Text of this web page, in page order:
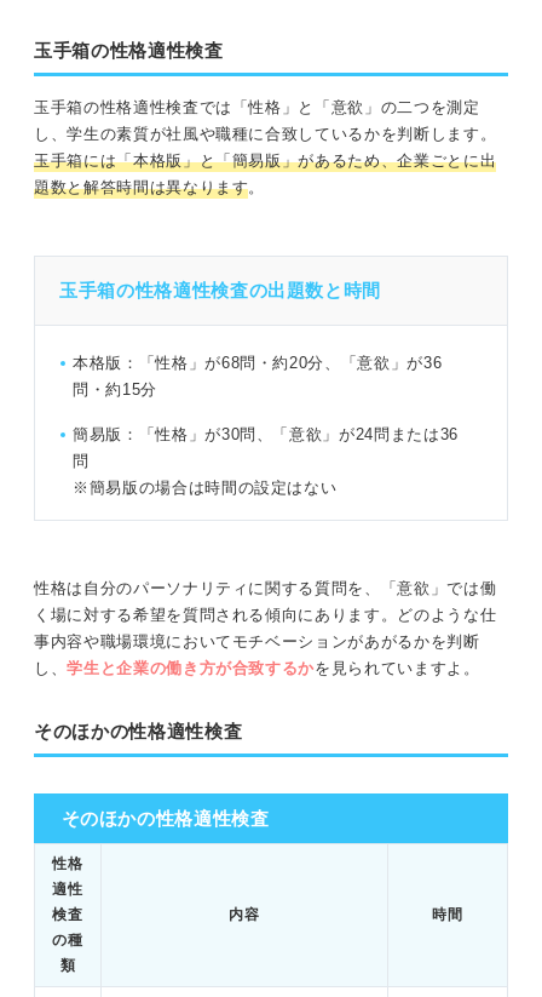
玉手箱の性格適性検査
玉手箱の性格適性検査では「性格」と「意欲」の二つを測定
し、学生の素質が社風や職種に合致しているかを判断します。
玉手箱には「本格版」と「簡易版」があるため、企業ごとに出
題数と解答時間は異なります。
玉手箱の性格適性検査の出題数と時間
本格版：「性格」が68問・約20分、「意欲」が36
問・約15分
簡易版：「性格」が30問、「意欲」が24問または36
問
※簡易版の場合は時間の設定はない
性格は自分のパーソナリティに関する質問を、「意欲」では働
く場に対する希望を質問される傾向にあります。どのような仕
事内容や職場環境においてモチベーションがあがるかを判断
し、学生と企業の働き方が合致するかを見られていますよ。
そのほかの性格適性検査
性格
適性
検査
の種
類
内容 時間
そのほかの性格適性検査